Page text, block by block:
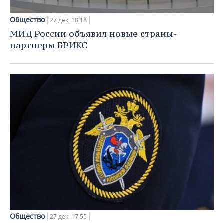
Общество 27 дек, 18:18
МИД России объявил новые страны-
партнеры БРИКС
Общество 27 дек, 17:55